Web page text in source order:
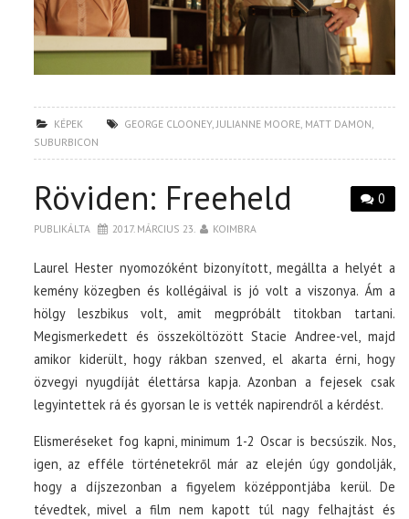
KÉPEK GEORGE CLOONEY, JULIANNE MOORE MATT DAMON
SUBURBICON
0
Röviden: Freeheld
PUBLIKÁLTA 2017. MÁRCIUS 23. KOIMBRA
Laurel Hester nyomozóként bizonyított, megállta a helyét a
kemény közegben és kollégáival is jó volt a viszonya. Ám a
hölgy leszbikus volt, amit megpróbált titokban tartani.
Megismerkedett és összeköltözött Stacie Andree-vel, majd
amikor kiderült, hogy rákban szenved, el akarta érni, hogy
özvegyi nyugdíját élettársa kapja. Azonban a fejesek csak
legyintettek rá és gyorsan le is vették napirendről a kérdést.
Elismeréseket fog kapni, minimum 1-2 Oscar is becsúszik. Nos,
igen, az efféle történetekről már az elején úgy gondolják,
hogy a díjszezonban a figyelem középpontjába kerül. De
tévedtek, mivel a film nem kapott túl nagy felhajtást és